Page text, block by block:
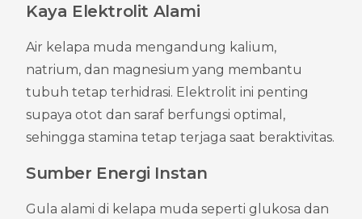
Kaya Elektrolit Alami
Air kelapa muda mengandung kalium,
natrium, dan magnesium yang membantu
tubuh tetap terhidrasi. Elektrolit ini penting
supaya otot dan saraf berfungsi optimal,
sehingga stamina tetap terjaga saat beraktivitas.
Sumber Energi Instan
Gula alami di kelapa muda seperti glukosa dan